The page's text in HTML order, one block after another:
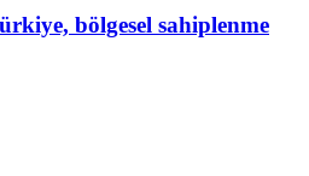
bölgesel sahiplenme